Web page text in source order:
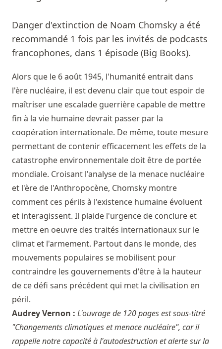
Danger d'extinction de Noam Chomsky a été
recommandé 1 fois par les invités de podcasts
francophones, dans 1 épisode (Big Books).
Alors que le 6 août 1945, l'humanité entrait dans
l'ère nucléaire, il est devenu clair que tout espoir de
maîtriser une escalade guerrière capable de mettre
fin à la vie humaine devrait passer par la
coopération internationale. De même, toute mesure
permettant de contenir efficacement les effets de la
catastrophe environnementale doit être de portée
mondiale. Croisant l'analyse de la menace nucléaire
et l'ère de l'Anthropocène, Chomsky montre
comment ces périls à l'existence humaine évoluent
et interagissent. Il plaide l'urgence de conclure et
mettre en oeuvre des traités internationaux sur le
climat et l'armement. Partout dans le monde, des
mouvements populaires se mobilisent pour
contraindre les gouvernements d'être à la hauteur
de ce défi sans précédent qui met la civilisation en
péril.
Audrey Vernon : L'ouvrage de 120 pages est sous-titré
"Changements climatiques et menace nucléaire", car il
rappelle notre capacité à l'autodestruction et alerte sur la